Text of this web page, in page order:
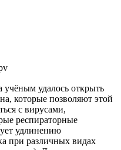
учёным удалось открыть
которые позволяют этой
с вирусами,
респираторные
удлинению
при различных видах